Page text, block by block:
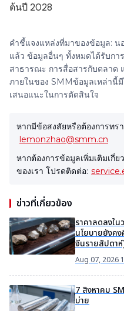
ต้นปี 2028
คำชี้แจงแหล่งที่มาของข้อมูล: น
แล้ว ข้อมูลอื่นๆ ทั้งหมดได้รับกา
สาธารณะ การสื่อสารกับตลาด
ภายในของ SMMข้อมูลเหล่านี้มี
เสนอแนะในการตัดสินใจ
หากมีข้อสงสัยหรือต้องการทร
lemonzhao@smm.cn
หากต้องการข้อมูลเพิ่มเติมเกี่ย
ของเรา โปรดติดต่อ:
ข่าวที่เกี่ยวข้อง
ราคาลดลงใน
นโยบายยังค
จีนรายสัปดา
Aug 07, 2026
7 สิงหาคม
บ่าย